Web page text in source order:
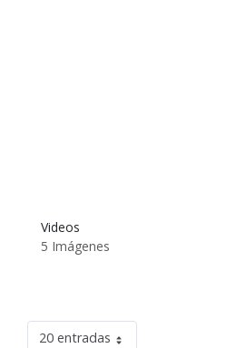
Videos
5 Imágenes
20 entradas